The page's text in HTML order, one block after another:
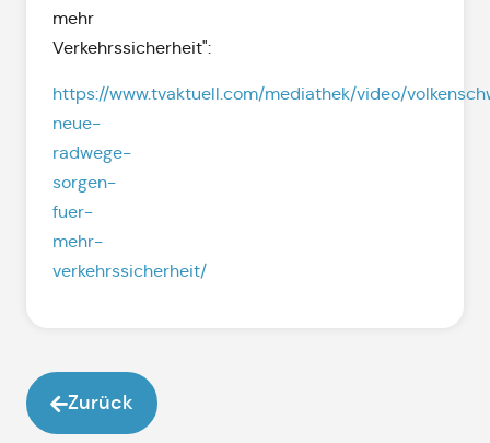
mehr
Verkehrssicherheit":
https://www.tvaktuell.com/mediathek/video/
neue-
radwege-
sorgen-
fuer-
mehr-
verkehrssicherheit/
Zurück